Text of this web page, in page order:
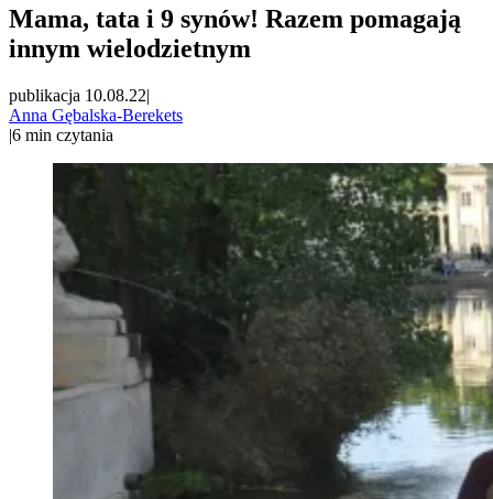
Mama, tata i 9 synów! Razem pomagają
innym wielodzietnym
publikacja 10.08.22|
Anna Gębalska-Berekets
|6 min czytania